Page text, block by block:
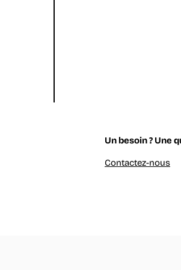
Un besoin ? Une
Contactez-nous